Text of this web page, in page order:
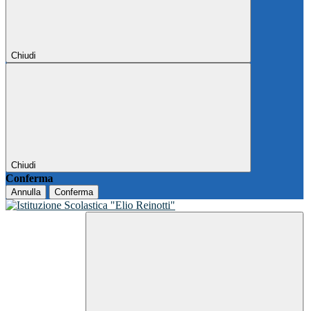
Chiudi
Chiudi
Conferma
Annulla Conferma